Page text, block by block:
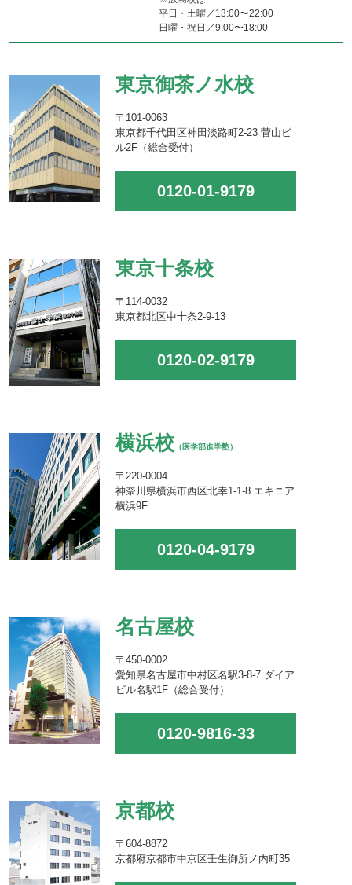
平日・土曜／13:00〜22:00
日曜・祝日／9:00〜18:00
東京御茶ノ水校
〒101-0063
東京都千代田区神田淡路町2-23 菅山ビ
ル2F（総合受付）
0120-01-9179
東京十条校
〒114-0032
東京都北区中十条2-9-13
0120-02-9179
横浜校 （医学部進学塾）
〒220-0004
神奈川県横浜市西区北幸1-1-8 エキニア
横浜9F
0120-04-9179
名古屋校
〒450-0002
愛知県名古屋市中村区名駅3-8-7 ダイア
ビル名駅1F（総合受付）
0120-9816-33
京都校
〒604-8872
京都府京都市中京区壬生御所ノ内町35